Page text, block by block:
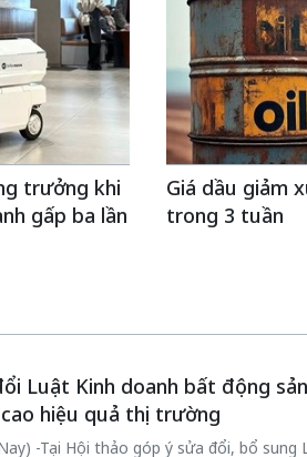
trưởng khi
gấp ba lần
Giá dầu giảm
trong 3 tuần
Luật Kinh doanh bất động
hiệu quả thị trường
-Tại Hội thảo góp ý sửa đổi, bổ sung